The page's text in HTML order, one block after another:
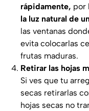
rápidamente, por
la luz natural de
las ventanas
evita colocarlas
frutas maduras.
Retirar las hojas
Si ves que tu
secas retirarlas
hojas secas no